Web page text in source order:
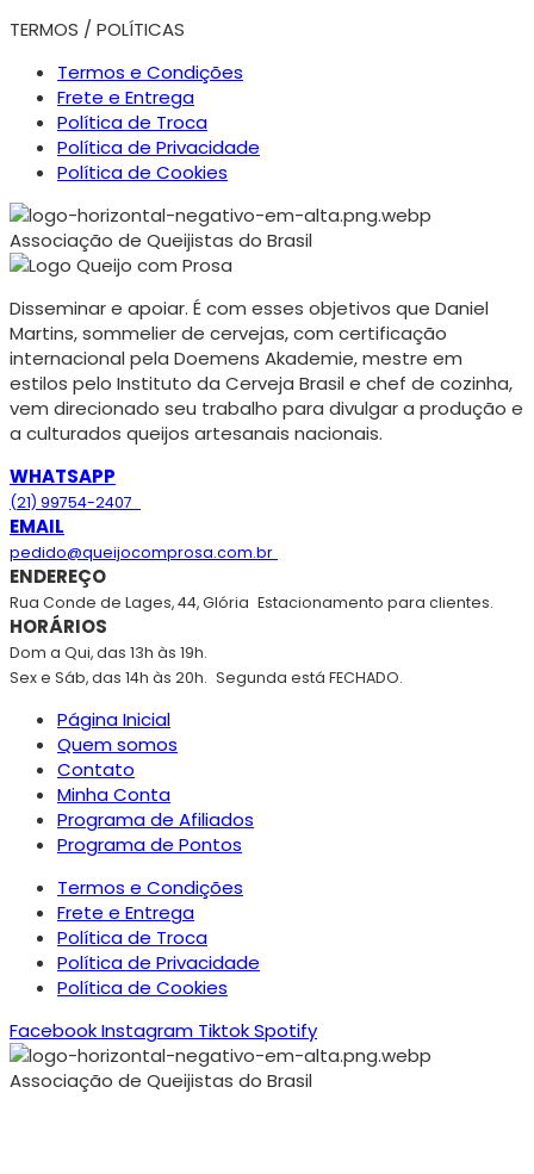
TERMOS / POLÍTICAS
Termos e Condições
Frete e Entrega
Política de Troca
Política de Privacidade
Política de Cookies
Associação de Queijistas do Brasil
Disseminar e apoiar. É com esses objetivos que Daniel
Martins, sommelier de cervejas, com certificação
internacional pela Doemens Akademie, mestre em
estilos pelo Instituto da Cerveja Brasil e chef de cozinha,
vem direcionado seu trabalho para divulgar a produção e
a culturados queijos artesanais nacionais.
WHATSAPP
(21) 99754-2407
EMAIL
pedido@queijocomprosa.com.br
ENDEREÇO
Rua Conde de Lages, 44, Glória Estacionamento para clientes.
HORÁRIOS
Dom a Qui, das 13h às 19h.
Sex e Sáb, das 14h às 20h. Segunda está FECHADO.
Página Inicial
Quem somos
Contato
Minha Conta
Programa de Afiliados
Programa de Pontos
Termos e Condições
Frete e Entrega
Política de Troca
Política de Privacidade
Política de Cookies
FacebookInstagram TiktokSpotify
Associação de Queijistas do Brasil